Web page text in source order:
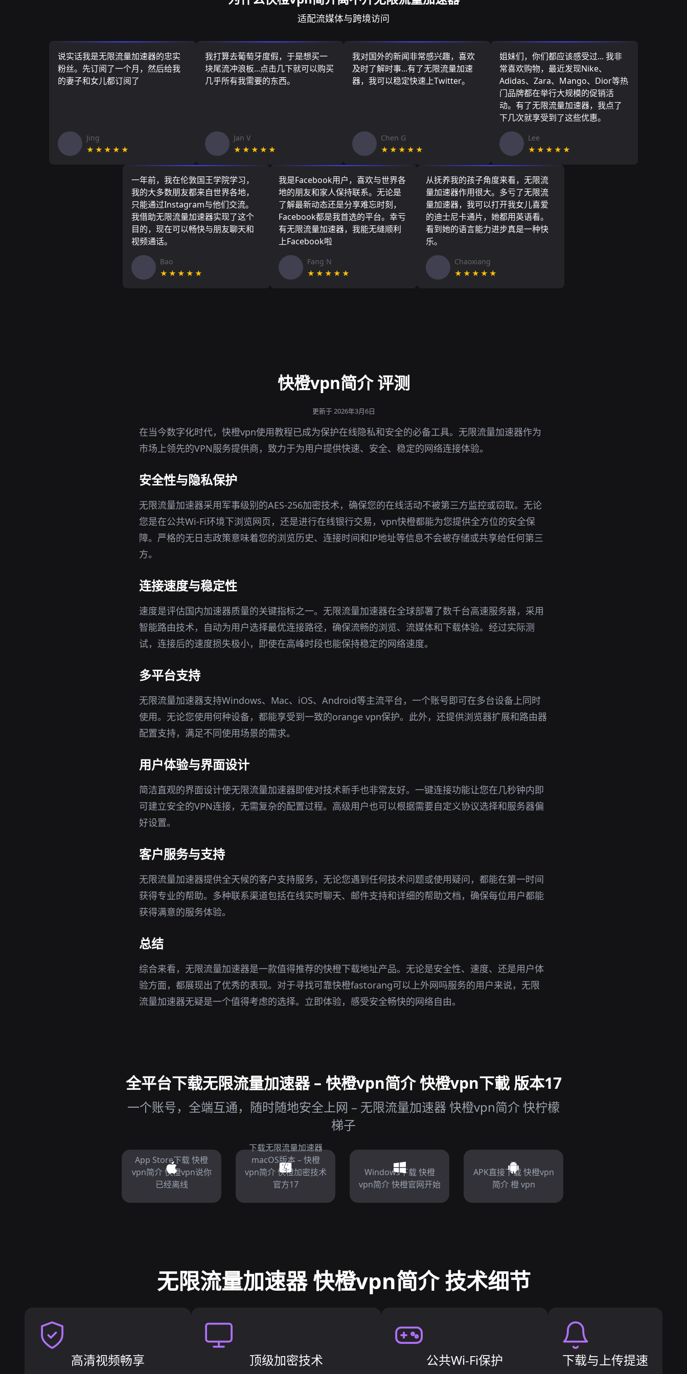
适配流媒体与跨境访问
说实话我是无限流量加速器的忠实
粉丝。先订阅了一个月，然后给我
的妻子和女儿都订阅了
Jing
★★★★★
我打算去葡萄牙度假，于是想买一
块尾流冲浪板...点击几下就可以购买
几乎所有我需要的东西。
Jan V
★★★★★
我对国外的新闻非常感兴趣，喜欢
及时了解时事...有了无限流量加速
器，我可以稳定快速上Twitter。
Chen G
★★★★★
姐妹们，你们都应该感受过... 我非
常喜欢购物，最近发现Nike、
Adidas、Zara、Mango、Dior等热
门品牌都在举行大规模的促销活
动。有了无限流量加速器，我点了
下几次就享受到了这些优惠。
Lee
★★★★★
一年前，我在伦敦国王学院学习，
我的大多数朋友都来自世界各地，
只能通过Instagram与他们交流。
我借助无限流量加速器实现了这个
目的，现在可以畅快与朋友聊天和
视频通话。
Bao
★★★★★
我是Facebook用户，喜欢与世界各
地的朋友和家人保持联系。无论是
了解最新动态还是分享难忘时刻，
Facebook都是我首选的平台。幸亏
有无限流量加速器，我能无缝顺利
上Facebook啦
Fang N
★★★★★
从抚养我的孩子角度来看，无限流
量加速器作用很大。多亏了无限流
量加速器，我可以打开我女儿喜爱
的迪士尼卡通片，她都用英语看。
看到她的语言能力进步真是一种快
乐。
Chaoxiang
★★★★★
快橙vpn简介 评测
更新于 2026年3月6日
在当今数字化时代，快橙vpn使用教程已成为保护在线隐私和安全的必备工具。无限流量加速器作为
市场上领先的VPN服务提供商，致力于为用户提供快速、安全、稳定的网络连接体验。
安全性与隐私保护
无限流量加速器采用军事级别的AES-256加密技术，确保您的在线活动不被第三方监控或窃取。无论
您是在公共Wi-Fi环境下浏览网页，还是进行在线银行交易，vpn快橙都能为您提供全方位的安全保
障。严格的无日志政策意味着您的浏览历史、连接时间和IP地址等信息不会被存储或共享给任何第三
方。
连接速度与稳定性
速度是评估国内加速器质量的关键指标之一。无限流量加速器在全球部署了数千台高速服务器，采用
智能路由技术，自动为用户选择最优连接路径，确保流畅的浏览、流媒体和下载体验。经过实际测
试，连接后的速度损失极小，即使在高峰时段也能保持稳定的网络速度。
多平台支持
无限流量加速器支持Windows、Mac、iOS、Android等主流平台，一个账号即可在多台设备上同时
使用。无论您使用何种设备，都能享受到一致的orange vpn保护。此外，还提供浏览器扩展和路由器
配置支持，满足不同使用场景的需求。
用户体验与界面设计
简洁直观的界面设计使无限流量加速器即使对技术新手也非常友好。一键连接功能让您在几秒钟内即
可建立安全的VPN连接，无需复杂的配置过程。高级用户也可以根据需要自定义协议选择和服务器偏
好设置。
客户服务与支持
无限流量加速器提供全天候的客户支持服务，无论您遇到任何技术问题或使用疑问，都能在第一时间
获得专业的帮助。多种联系渠道包括在线实时聊天、邮件支持和详细的帮助文档，确保每位用户都能
获得满意的服务体验。
总结
综合来看，无限流量加速器是一款值得推荐的快橙下载地址产品。无论是安全性、速度、还是用户体
验方面，都展现出了优秀的表现。对于寻找可靠快橙fastorang可以上外网吗服务的用户来说，无限
流量加速器无疑是一个值得考虑的选择。立即体验，感受安全畅快的网络自由。
全平台下载无限流量加速器 – 快橙vpn简介 快橙vpn下載 版本17
一个账号，全端互通，随时随地安全上网 – 无限流量加速器 快橙vpn简介 快柠檬
梯子
App Store下载 快橙
vpn简介 快橙vpn说你
已经离线
下载无限流量加速器
macOS版本 – 快橙
vpn简介 快橙加密技术
官方17
Windows下载 快橙
vpn简介 快橙官网开始
APK直接下载 快橙vpn
简介 橙 vpn
无限流量加速器 快橙vpn简介 技术细节
高清视频畅享 顶级加密技术 公共Wi-Fi保护 下载与上传提速